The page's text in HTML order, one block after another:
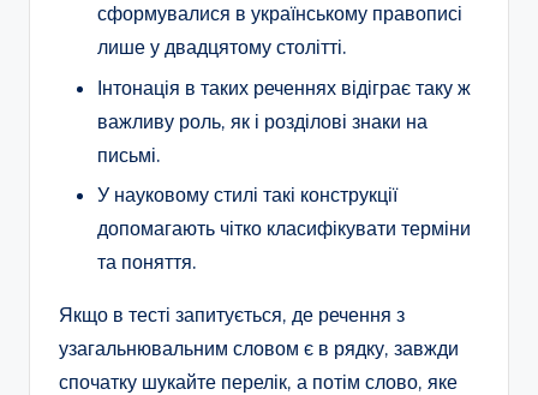
сформувалися в українському правописі
лише у двадцятому столітті.
Інтонація в таких реченнях відіграє таку ж
важливу роль, як і розділові знаки на
письмі.
У науковому стилі такі конструкції
допомагають чітко класифікувати терміни
та поняття.
Якщо в тесті запитується, де речення з
узагальнювальним словом є в рядку, завжди
спочатку шукайте перелік, а потім слово, яке